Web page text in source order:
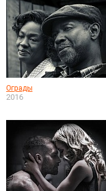
Ограды
2016